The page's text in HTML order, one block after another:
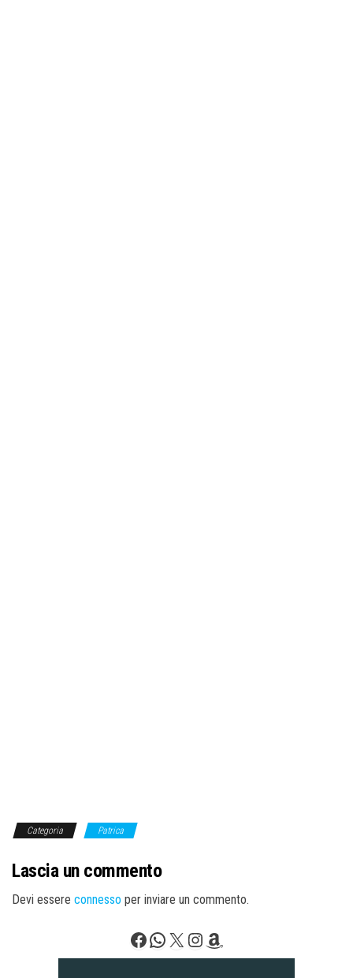
Categoria Patrica
Lascia un commento
Devi essere connesso per inviare un commento.
Facebook
WhatsApp
X Instagram
Amazon